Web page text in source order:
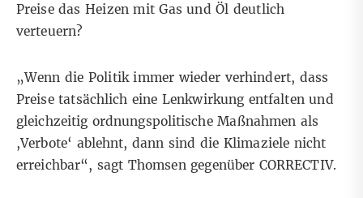
Preise das Heizen mit Gas und Öl deutlich
verteuern?
„Wenn die Politik immer wieder verhindert, dass
Preise tatsächlich eine Lenkwirkung entfalten und
gleichzeitig ordnungspolitische Maßnahmen als
,Verbote‘ ablehnt, dann sind die Klimaziele nicht
erreichbar“, sagt Thomsen gegenüber CORRECTIV.